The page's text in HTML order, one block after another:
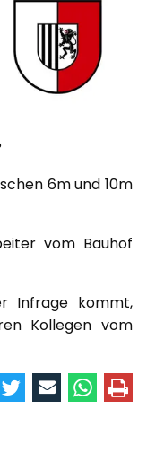
6m und 10m
vom Bauhof
Infrage kommt,
Kollegen vom